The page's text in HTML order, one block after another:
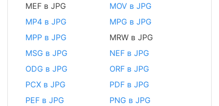
MEF в JPG
MOV в JPG
MP4 в JPG
MPG в JPG
MPP в JPG
MRW в JPG
MSG в JPG
NEF в JPG
ODG в JPG
ORF в JPG
PCX в JPG
PDF в JPG
PEF в JPG
PNG в JPG